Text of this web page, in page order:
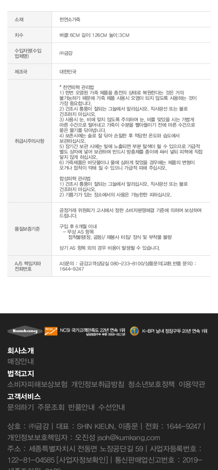
소재 천연소가죽
치수 버클:6CM 길이:126CM 높이:3CM
수입자명(수입
업체명)
㈜금강
제조국 대한민국
취급시주의사항
* 천연피혁 관리법
1) 한번 오염된 가죽 제품을 종전의 상태로 복원한다는 것은 거의
불가능하기 때문에 가죽 제품 사용시 오염이 되지 않도록 사용하는 것이
가장 중요합니다.
2) 건조시 통풍이 잘되는 그늘에서 말리십시오. 직사광선 또는 불로
건조하지 마십시오.
3) 사용시 눈, 비에 맞지 않도록 주의하며 눈, 비를 맞았을 시는 가볍게
마른 수건으로 털어내고 가죽이 수분을 빨아들이기 전에 마른 수건으로
묻은 물기를 닦아냅니다.
4) 보존시에는 솔로 잘 닦아 손질한 후 적당한 온도와 습도에서
보관하십시오.
5) 장기간 보관 시에는 빛에 노출되면 부분 탈색이 될 수 있으므로 가급적
별도 상자에 넣어 보관하며 반드시 방충제를 종이에 싸서 넣되 피혁에 직접
닿지 않게 하십시오.
6) 가죽제품은 바닷물이나 물에 심하게 젖었을 경우에는 제품의 변형이
오거나 접착이 약해 질 수 있으니 가급적 피해 주십시오.
합성피혁 관리법
1) 건조시 통풍이 잘되는 그늘에서 말리십시오. 직사광선 또는 불로
건조하지 마십시오.
2) 기름기가 있는 장소에서의 사용은 가능한한 피하십시오.
품질보증기준
공정거래 위원회가 고시에서 정한 소비자분쟁해결 기준에 의하여 보상하여
드립니다.
구입 후 6개월 이내
  - 무상 AS 항목
상기 AS 항목 외의 경우 비용이 발생될 수 있습니다.
A/S 책임자와
전화번호
AS문의 : 금강고객상담실 080-233-8100/상품문의(교환,반품 문의) :
1644-9247
회사소개
매장안내
법적고지
소비자피해보상보험 개인정보취급방침 청소년보호정책 이용약관
고객서비스
문의하기 주문조회 반품안내 수선안내
상호 : ㈜금강 | 대표 : SHIN KIEUN, 이종문 | 전화 : 1644-9247 |
개인정보보호책임자 : 오진성 jsoh@kumkang.com
주소 : 세종특별자치시 전동면 노장공단길 59 | 사업자등록번호 :
122-81-04585 [사업자정보확인] | 통신판매업신고번호 : 2019-